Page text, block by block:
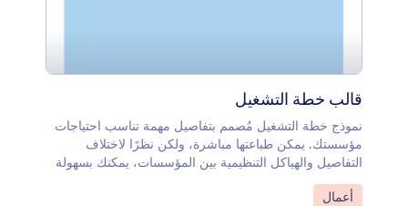
قالب خطة التشغيل
نموذج خطة التشغيل مُصمم بتفاصيل مهمة تناسب احتياجات
مؤسستك. يمكن طباعتها مباشرة، ولكن نظرًا لاختلاف
التفاصيل والهياكل التنظيمية بين المؤسسات، يمكنك بسهولة
تعديل الحقول بإضافة معلومات مؤسستك الخاصة. بالإضافة
انتقل إلى الفئة:
أعمال